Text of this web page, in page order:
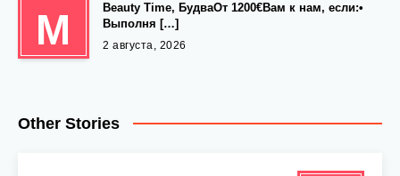
М
Beauty Time, БудваОт 1200€Вам к нам, если:•
Выполня […]
2 августа, 2026
Other Stories